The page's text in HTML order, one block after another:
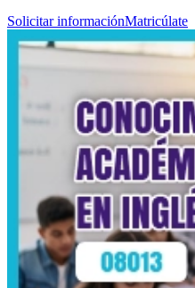
Solicitar informaciónMatricúlate